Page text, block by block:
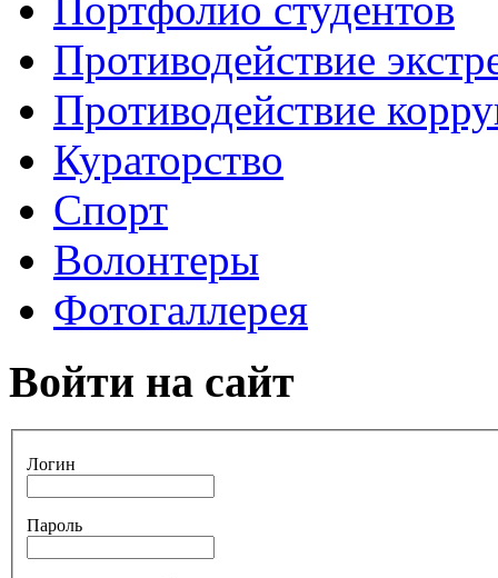
Противодействие
Противодействие
Кураторство
Спорт
Волонтеры
Фотогаллерея
Войти на сайт
Логин
Пароль